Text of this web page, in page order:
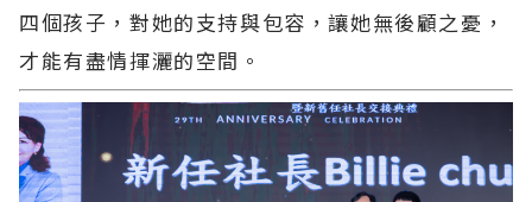
四個孩子，對她的支持與包容，讓她無後顧之憂，
才能有盡情揮灑的空間。